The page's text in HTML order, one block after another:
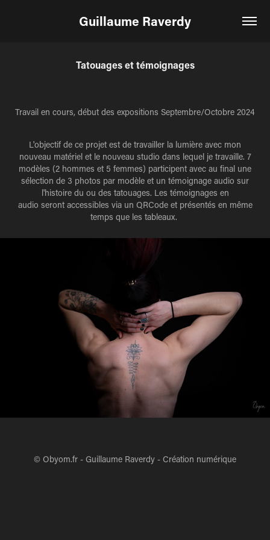
Guillaume Raverdy
Tatouages et témoignages
Travail en cours, début des expositions Septembre/Octobre 2024
L'objectif de ce projet est de travailler la lumière avec mon
nouveau matériel et le nouveau studio dans lequel je travaille. 7
modèles (2 hommes et 5 femmes) participent avec au final une
sélection de 3 photos par modèle et un témoignage audio sur
l'histoire du ou des tatouages. Les témoignages en
audio seront accessibles via un QRCode et présentés en même
temps que les tableaux.
© Obyom.fr - Guillaume Raverdy - Création numérique